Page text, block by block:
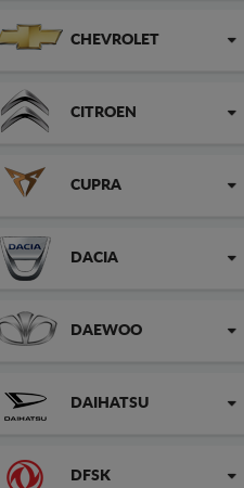
CHEVROLET
CITROEN
CUPRA
DACIA
DAEWOO
DAIHATSU
DFSK